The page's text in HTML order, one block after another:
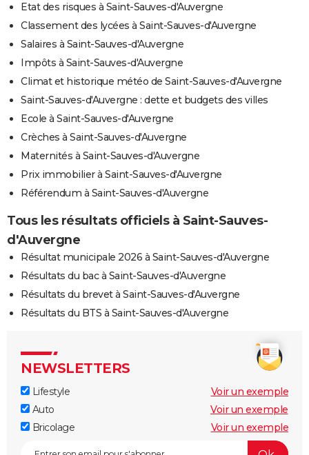
Etat des risques à Saint-Sauves-d'Auvergne
Classement des lycées à Saint-Sauves-d'Auvergne
Salaires à Saint-Sauves-d'Auvergne
Impôts à Saint-Sauves-d'Auvergne
Climat et historique météo de Saint-Sauves-d'Auvergne
Saint-Sauves-d'Auvergne : dette et budgets des villes
Ecole à Saint-Sauves-d'Auvergne
Crèches à Saint-Sauves-d'Auvergne
Maternités à Saint-Sauves-d'Auvergne
Prix immobilier à Saint-Sauves-d'Auvergne
Référendum à Saint-Sauves-d'Auvergne
Tous les résultats officiels à Saint-Sauves-
d'Auvergne
Résultat municipale 2026 à Saint-Sauves-d'Auvergne
Résultats du bac à Saint-Sauves-d'Auvergne
Résultats du brevet à Saint-Sauves-d'Auvergne
Résultats du BTS à Saint-Sauves-d'Auvergne
NEWSLETTERS
Lifestyle
Voir un exemple
Auto
Voir un exemple
Bricolage
Voir un exemple